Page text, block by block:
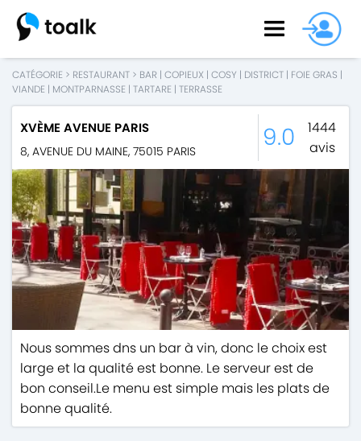
CATÉGORIE > RESTAURANT > BAR | COPIEUX | COSY | DISTRICT | FOIE GRAS |
VIANDE | MONTPARNASSE | TARTARE | TERRASSE
XVÈME AVENUE PARIS
8, AVENUE DU MAINE, 75015 PARIS 9.0
1444
avis
Nous sommes dns un bar à vin, donc le choix est
large et la qualité est bonne. Le serveur est de
bon conseil.Le menu est simple mais les plats de
bonne qualité.